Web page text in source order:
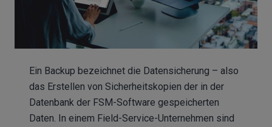
Ein Backup bezeichnet die Datensicherung – also
das Erstellen von Sicherheitskopien der in der
Datenbank der FSM-Software gespeicherten
Daten. In einem Field-Service-Unternehmen sind